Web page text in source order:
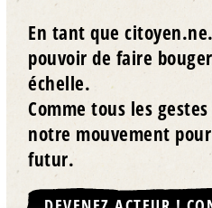
En tant que
pouvoir de faire
échelle.
Comme tous les
notre mouvement
futur.